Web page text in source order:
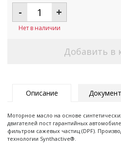
- +
Нет в наличии
Добавить в
Описание
Моторное масло на основе
двигателей пост гарантийных
фильтром сажевых частиц (DPF).
технологии Synthactive®.